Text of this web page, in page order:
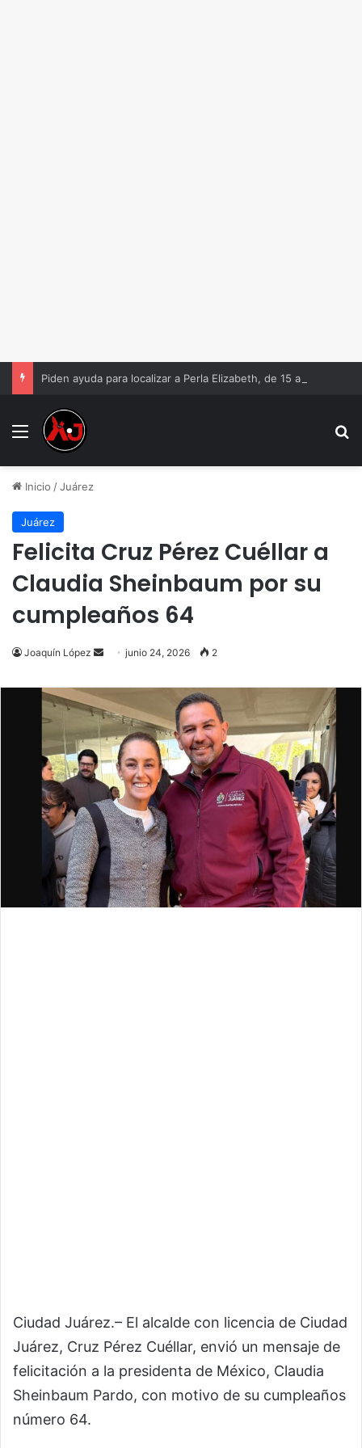
Piden ayuda para localizar a Perla Elizabeth, de 15 años
Menu
Inicio /Juárez
Juárez
Felicita Cruz Pérez Cuéllar a
Claudia Sheinbaum por su
cumpleaños 64
Joaquín López
Send
email
junio 24, 2026 2
Ciudad Juárez.– El alcalde con licencia de Ciudad
Juárez, Cruz Pérez Cuéllar, envió un mensaje de
felicitación a la presidenta de México, Claudia
Sheinbaum Pardo, con motivo de su cumpleaños
número 64.